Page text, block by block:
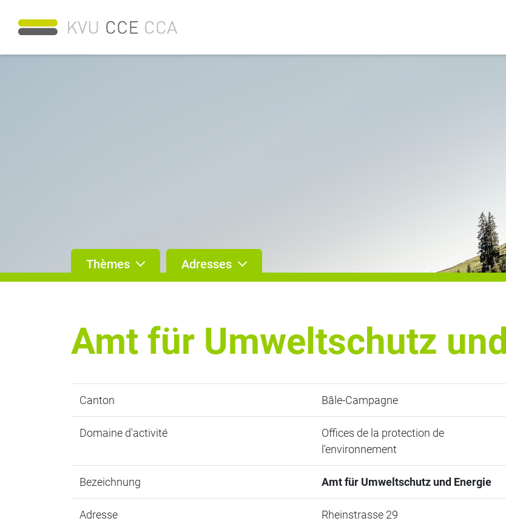
Thèmes Adresses
Amt für Umweltschutz
Canton Bâle-Campagne
Domaine d'activité
Offices de la protection de
l'environnement
Bezeichnung Amt für Umweltschutz und Energie
Adresse
Rheinstrasse 29